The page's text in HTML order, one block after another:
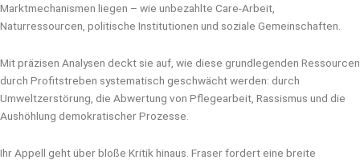
Marktmechanismen liegen – wie unbezahlte Care-Arbeit,
Naturressourcen, politische Institutionen und soziale Gemeinschaften.
Mit präzisen Analysen deckt sie auf, wie diese grundlegenden Ressourcen
durch Profitstreben systematisch geschwächt werden: durch
Umweltzerstörung, die Abwertung von Pflegearbeit, Rassismus und die
Aushöhlung demokratischer Prozesse.
Ihr Appell geht über bloße Kritik hinaus. Fraser fordert eine breite